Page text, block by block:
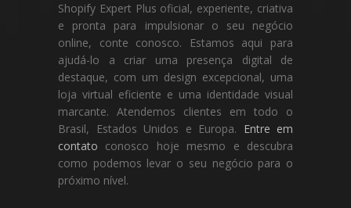
Shopify Expert Plus oficial, experiente, criativa
e pronta para impulsionar o seu negócio
online, conte conosco. Estamos aqui para
ajudá-lo a criar uma presença digital de
destaque, com um design excepcional, uma
loja virtual eficiente e uma identidade visual
marcante. Atendemos clientes em todo o
Brasil, Estados Unidos e Europa. Entre em
contato conosco hoje mesmo e descubra
como podemos levar o seu negócio para o
próximo nível.